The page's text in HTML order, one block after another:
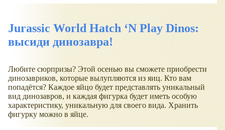
Jurassic World Hatch ‘N Play Dinos:
высиди динозавра!
Любите сюрпризы? Этой осенью вы сможете приобрести
динозавриков, которые вылупляются из яиц. Кто вам
попадётся? Каждое яйцо будет представлять уникальный
вид динозавров, и каждая фигурка будет иметь особую
характеристику, уникальную для своего вида. Хранить
фигурку можно в яйце.